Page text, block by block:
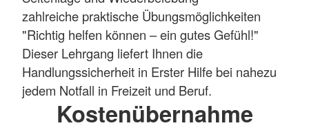
zahlreiche praktische Übungsmöglichkeiten
"Richtig helfen können – ein gutes Gefühl!"
Dieser Lehrgang liefert Ihnen die
Handlungssicherheit in Erster Hilfe bei nahezu
jedem Notfall in Freizeit und Beruf.
Kostenübernahme